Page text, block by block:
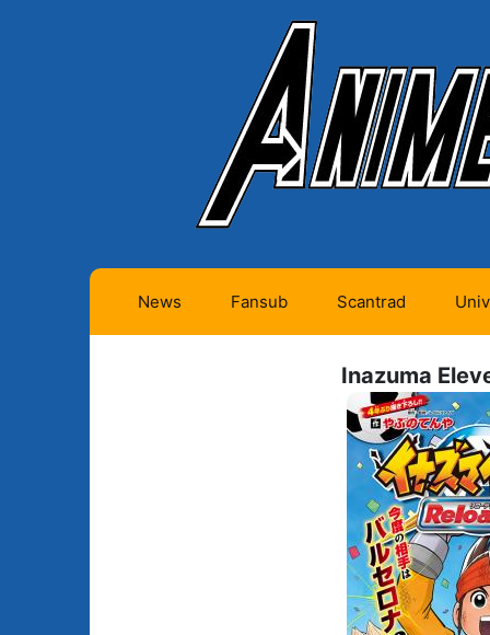
News Fansub
Animes en cours (1)
Animes terminés
Animes licenciés
Animes abandonnés
Scantrad
Mangas en cours
(Privés) (4)
Mangas en cours
(Publics) (11)
Mangas terminés
(Privés) (132)
Mangas terminés
(Publics) (88)
Inazuma